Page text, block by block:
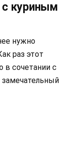
с куриным
нужно
раз этот
в сочетании с